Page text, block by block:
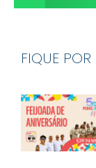
FIQUE POR